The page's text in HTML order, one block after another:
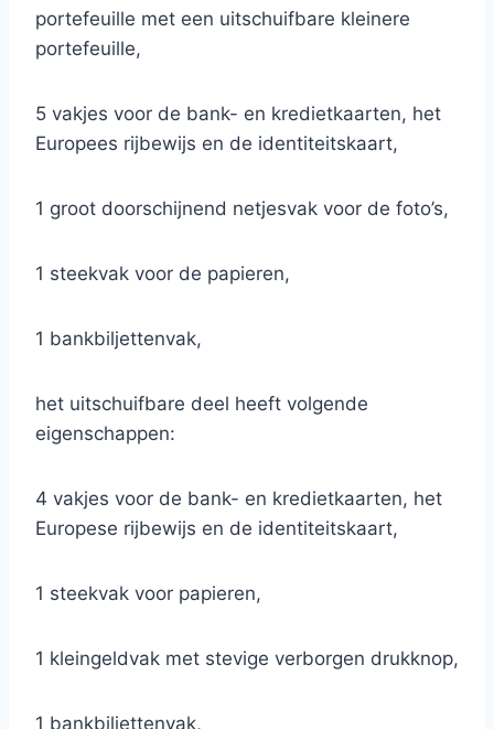
portefeuille met een uitschuifbare kleinere
portefeuille,
5 vakjes voor de bank- en kredietkaarten, het
Europees rijbewijs en de identiteitskaart,
1 groot doorschijnend netjesvak voor de foto’s,
1 steekvak voor de papieren,
1 bankbiljettenvak,
het uitschuifbare deel heeft volgende
eigenschappen:
4 vakjes voor de bank- en kredietkaarten, het
Europese rijbewijs en de identiteitskaart,
1 steekvak voor papieren,
1 kleingeldvak met stevige verborgen drukknop,
1 bankbiljettenvak,